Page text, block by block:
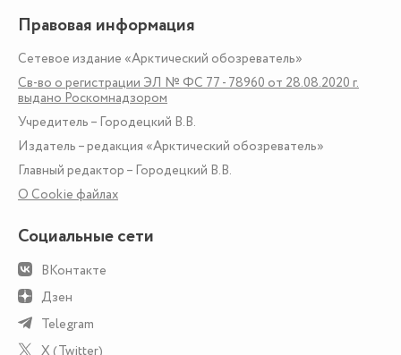
Правовая информация
Сетевое издание «Арктический обозреватель»
Св-во о регистрации ЭЛ № ФС 77 - 78960 от 28.08.2020 г.
выдано Роскомнадзором
Учредитель – Городецкий В.В.
Издатель – редакция «Арктический обозреватель»
Главный редактор – Городецкий В.В.
О Сookie файлах
Социальные сети
ВКонтакте
Дзен
Telegram
X (Twitter)